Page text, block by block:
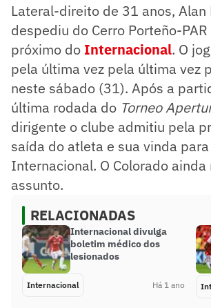
Lateral-direito de 31 anos, Alan
despediu do Cerro Porteño-
próximo do Internacional. O
pela última vez pela última vez
neste sábado (31). Após a
última rodada do Torneo
dirigente o clube admitiu pela
saída do atleta e sua vinda
Internacional. O Colorado ainda
assunto.
RELACIONADAS
Internacional divulga
boletim médico dos
lesionados
Internacional Há 1 ano